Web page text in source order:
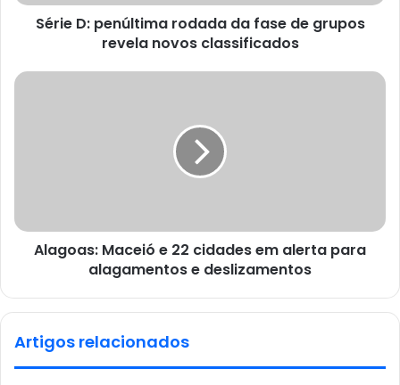
Série D: penúltima rodada da fase de grupos
revela novos classificados
Alagoas: Maceió e 22 cidades em alerta para
alagamentos e deslizamentos
Artigos relacionados